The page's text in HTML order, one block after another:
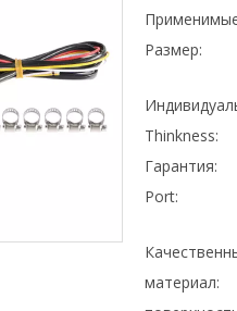
Размер:
Thinkness:
Гарантия:
Port:
материал: